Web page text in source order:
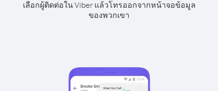
เลือกผู้ติดต่อใน Viber แล้วโทรออกจากหน้าจอข้อมูล
ของพวกเขา